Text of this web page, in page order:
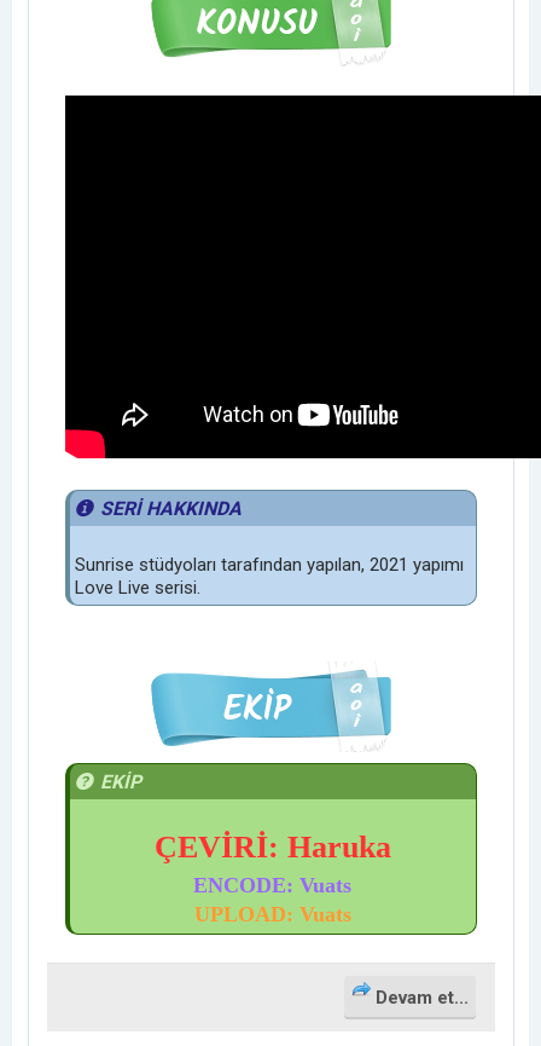
SERİ HAKKINDA
Sunrise stüdyoları tarafından yapılan, 2021 yapımı
Love Live serisi.
EKİP
ÇEVİRİ: Haruka
ENCODE: Vuats
UPLOAD: Vuats
Devam et...